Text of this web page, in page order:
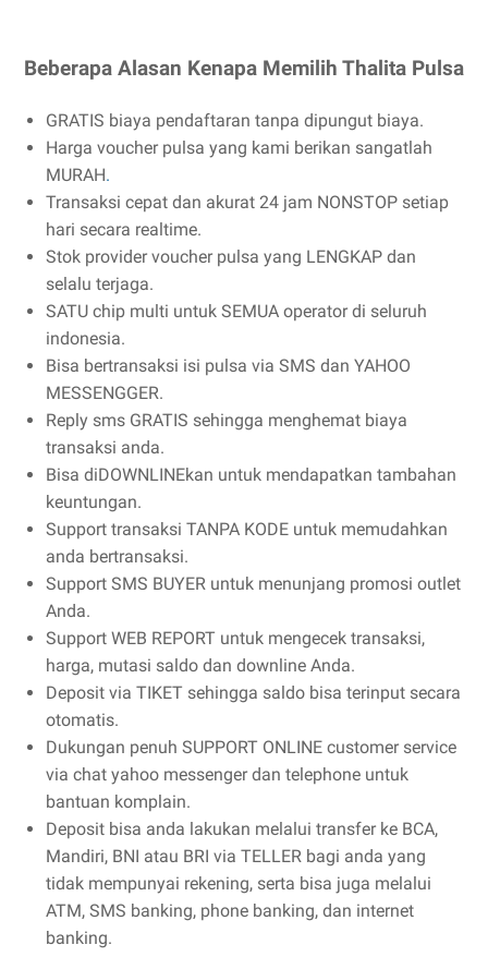
Beberapa Alasan Kenapa Memilih Thalita Pulsa
GRATIS biaya pendaftaran tanpa dipungut biaya.
Harga voucher pulsa yang kami berikan sangatlah
MURAH.
Transaksi cepat dan akurat 24 jam NONSTOP setiap
hari secara realtime.
Stok provider voucher pulsa yang LENGKAP dan
selalu terjaga.
SATU chip multi untuk SEMUA operator di seluruh
indonesia.
Bisa bertransaksi isi pulsa via SMS dan YAHOO
MESSENGGER.
Reply sms GRATIS sehingga menghemat biaya
transaksi anda.
Bisa diDOWNLINEkan untuk mendapatkan tambahan
keuntungan.
Support transaksi TANPA KODE untuk memudahkan
anda bertransaksi.
Support SMS BUYER untuk menunjang promosi outlet
Anda.
Support WEB REPORT untuk mengecek transaksi,
harga, mutasi saldo dan downline Anda.
Deposit via TIKET sehingga saldo bisa terinput secara
otomatis.
Dukungan penuh SUPPORT ONLINE customer service
via chat yahoo messenger dan telephone untuk
bantuan komplain.
Deposit bisa anda lakukan melalui transfer ke BCA,
Mandiri, BNI atau BRI via TELLER bagi anda yang
tidak mempunyai rekening, serta bisa juga melalui
ATM, SMS banking, phone banking, dan internet
banking.